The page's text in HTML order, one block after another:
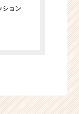
ション